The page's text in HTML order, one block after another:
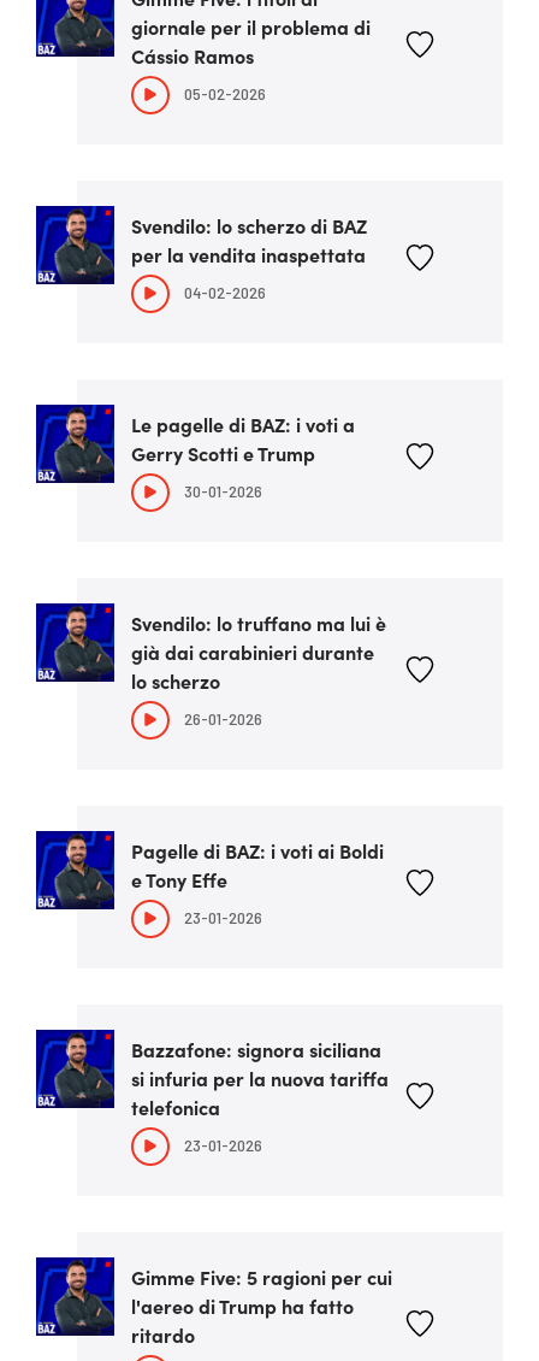
giornale per il problema di
Cássio Ramos
05-02-2026
Svendilo: lo scherzo di BAZ
per la vendita inaspettata
04-02-2026
Le pagelle di BAZ: i voti a
Gerry Scotti e Trump
30-01-2026
Svendilo: lo truffano ma lui è
già dai carabinieri durante
lo scherzo
26-01-2026
Pagelle di BAZ: i voti ai Boldi
e Tony Effe
23-01-2026
Bazzafone: signora siciliana
si infuria per la nuova tariffa
telefonica
23-01-2026
Gimme Five: 5 ragioni per cui
l'aereo di Trump ha fatto
ritardo